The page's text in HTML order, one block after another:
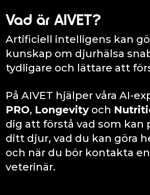
Vad är AIVET?
Artificiell intelligens kan
kunskap om djurhälsa
tydligare och lättare att
På AIVET hjälper våra AI-
PRO, Longevity och
dig att förstå vad som kan
ditt djur, vad du kan göra
och när du bör kontakta en
veterinär.